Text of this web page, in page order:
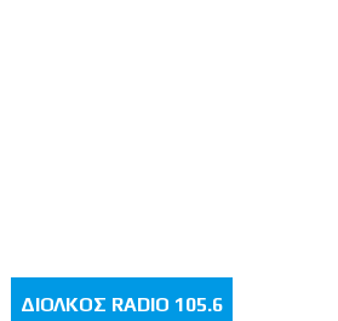
ΔΙΟΛΚΟΣ RADIO 105.6